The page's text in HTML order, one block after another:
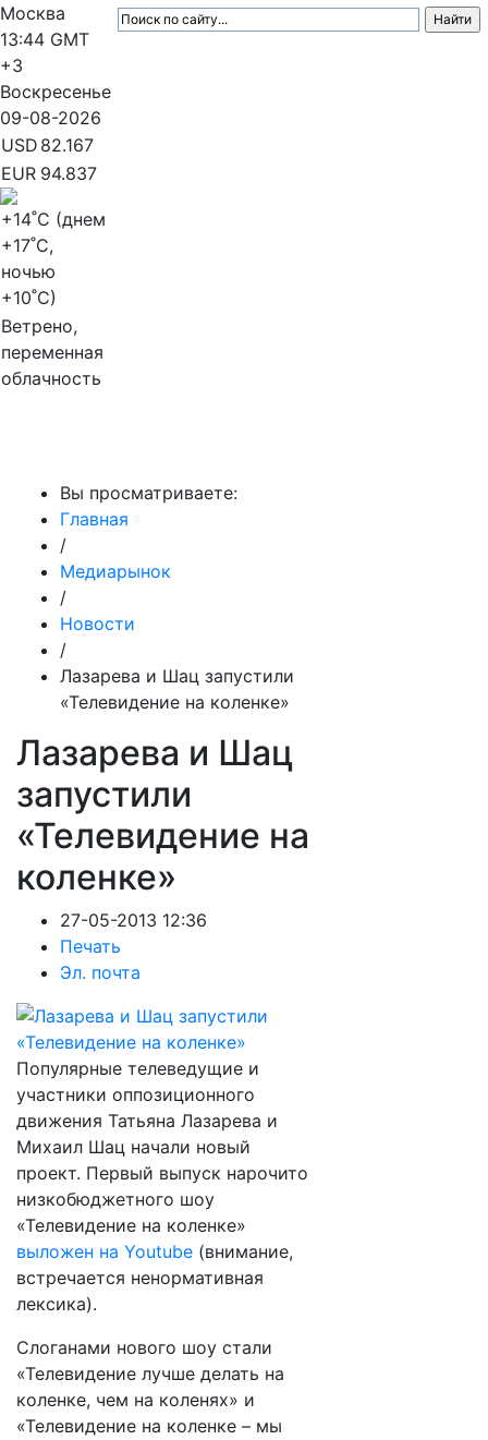
Москва
13:44 GMT
+3
Воскресенье
09-08-2026
USD 82.167
EUR 94.837
+14˚C (днем
+17˚C,
ночью
+10˚C)
Ветрено,
переменная
облачность
Вы просматриваете:
Главная
/
Медиарынок
/
Новости
/
Лазарева и Шац запустили
«Телевидение на коленке»
Лазарева и Шац
запустили
«Телевидение на
коленке»
27-05-2013 12:36
Печать
Эл. почта
Популярные телеведущие и
участники оппозиционного
движения Татьяна Лазарева и
Михаил Шац начали новый
проект. Первый выпуск нарочито
низкобюджетного шоу
«Телевидение на коленке»
выложен на Youtube (внимание,
встречается ненормативная
лексика).
Слоганами нового шоу стали
«Телевидение лучше делать на
коленке, чем на коленях» и
«Телевидение на коленке – мы